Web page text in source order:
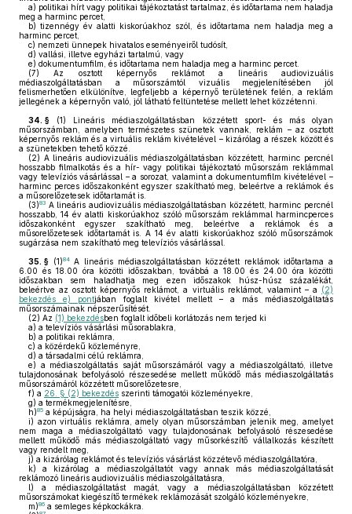
a) politikai hírt vagy politikai tájékoztatást tartalmaz, és időtartama nem haladja
meg a harminc percet,
b) tizennégy év alatti kiskorúakhoz szól, és időtartama nem haladja meg a
harminc percet,
c) nemzeti ünnepek hivatalos eseményeiről tudósít,
d) vallási, illetve egyházi tartalmú, vagy
e) dokumentumfilm, és időtartama nem haladja meg a harminc percet.
(7) Az osztott képernyős reklámot a lineáris audiovizuális
médiaszolgáltatásban a műsorszámtól vizuális megjelenítésében jól
felismerhetően elkülönítve, legfeljebb a képernyő területének felén, a reklám
jellegének a képernyőn való, jól látható feltüntetése mellett lehet közzétenni.
34. § (1) Lineáris médiaszolgáltatásban közzétett sport- és más olyan
műsorszámban, amelyben természetes szünetek vannak, reklám – az osztott
képernyős reklám és a virtuális reklám kivételével – kizárólag a részek között és
a szünetekben tehető közzé.
(2) A lineáris audiovizuális médiaszolgáltatásban közzétett, harminc percnél
hosszabb filmalkotás és a hír- vagy politikai tájékoztató műsorszám reklámmal
vagy televíziós vásárlással – a sorozat, valamint a dokumentumfilm kivételével –
harminc perces időszakonként egyszer szakítható meg, beleértve a reklámok és
a műsorelőzetesek időtartamát is.
(3)83 A lineáris audiovizuális médiaszolgáltatásban közzétett, harminc percnél
hosszabb, 14 év alatti kiskorúakhoz szóló műsorszám reklámmal harmincperces
időszakonként egyszer szakítható meg, beleértve a reklámok és a
műsorelőzetesek időtartamát is. A 14 év alatti kiskorúakhoz szóló műsorszámok
sugárzása nem szakítható meg televíziós vásárlással.
35. § (1)84A lineáris médiaszolgáltatásban közzétett reklámok időtartama a
6.00 és 18.00 óra közötti időszakban, továbbá a 18.00 és 24.00 óra közötti
időszakban sem haladhatja meg ezen időszakok húsz-húsz százalékát,
beleértve az osztott képernyős reklámot, a virtuális reklámot, valamint – a (2)
bekezdés e) pontjában foglalt kivétel mellett – a más médiaszolgáltatás
műsorszámainak népszerűsítését.
(2) Az (1) bekezdésben foglalt időbeli korlátozás nem terjed ki
a) a televíziós vásárlási műsorablakra,
b) a politikai reklámra,
c) a közérdekű közleményre,
d) a társadalmi célú reklámra,
e) a médiaszolgáltatás saját műsorszámáról vagy a médiaszolgáltató, illetve
tulajdonosának befolyásoló részesedése mellett működő más médiaszolgáltatás
műsorszámáról közzétett műsorelőzetesre,
f) a 26. § (2) bekezdés szerinti támogatói közleményekre,
g) a termékmegjelenítésre,
h)85 a képújságra, ha helyi médiaszolgáltatásban teszik közzé,
i) azon virtuális reklámra, amely olyan műsorszámban jelenik meg, amelyet
nem maga a médiaszolgáltató vagy tulajdonosának befolyásoló részesedése
mellett működő más médiaszolgáltató vagy műsorkészítő vállalkozás készített
vagy rendelt meg,
j) a kizárólag reklámot és televíziós vásárlást közzétevő médiaszolgáltatóra,
k) a kizárólag a médiaszolgáltatót vagy annak más médiaszolgáltatását
reklámozó lineáris audiovizuális médiaszolgáltatásra,
l) a médiaszolgáltatást magát, vagy a médiaszolgáltatásban közzétett
műsorszámokat kiegészítő termékek reklámozását szolgáló közleményekre,
m)86 a semleges képkockákra.